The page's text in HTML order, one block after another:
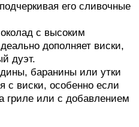
его сливочные
с высоким
дополняет виски,
дуэт.
баранины или утки
с виски, особенно если
гриле или с добавлением